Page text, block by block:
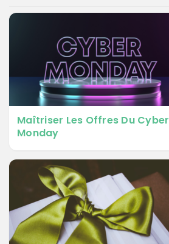
Maîtriser Les Offres Du Cyber
Monday